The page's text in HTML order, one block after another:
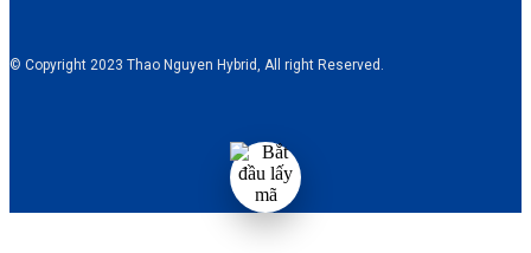
© Copyright 2023 Thao Nguyen Hybrid, All right Reserved.